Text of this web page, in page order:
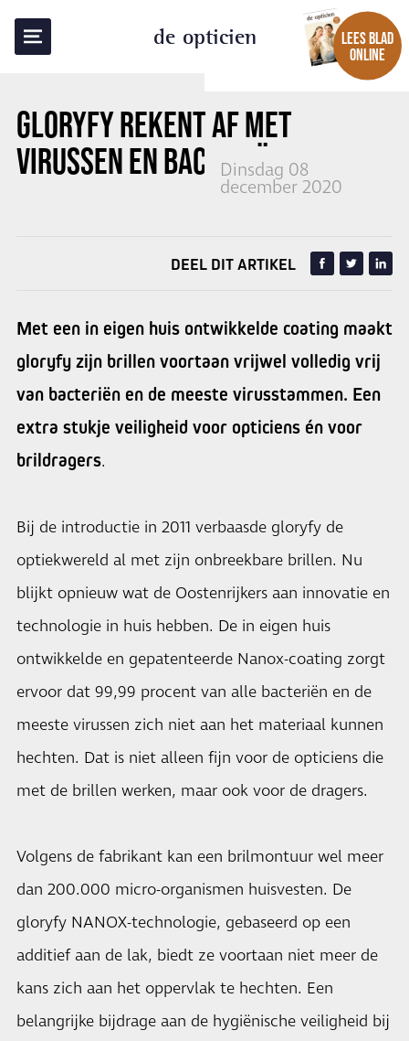
de opticien
LEES BLAD
ONLINE
GLORYFY REKENT AF MET
VIRUSSEN EN BACTERIËN
Dinsdag 08
december 2020
TERUG NAAR OVERZICHT
DEEL DIT ARTIKEL
Met een in eigen huis ontwikkelde coating maakt
gloryfy zijn brillen voortaan vrijwel volledig vrij
van bacteriën en de meeste virusstammen. Een
extra stukje veiligheid voor opticiens én voor
brildragers.
Bij de introductie in 2011 verbaasde gloryfy de
optiekwereld al met zijn onbreekbare brillen. Nu
blijkt opnieuw wat de Oostenrijkers aan innovatie en
technologie in huis hebben. De in eigen huis
ontwikkelde en gepatenteerde Nanox-coating zorgt
ervoor dat 99,99 procent van alle bacteriën en de
meeste virussen zich niet aan het materiaal kunnen
hechten. Dat is niet alleen fijn voor de opticiens die
met de brillen werken, maar ook voor de dragers.
Volgens de fabrikant kan een brilmontuur wel meer
dan 200.000 micro-organismen huisvesten. De
gloryfy NANOX-technologie, gebaseerd op een
additief aan de lak, biedt ze voortaan niet meer de
kans zich aan het oppervlak te hechten. Een
belangrijke bijdrage aan de hygiënische veiligheid bij